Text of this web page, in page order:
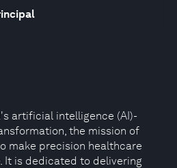
artificial intelligence (AI)-
the mission of
make precision healthcare
It is dedicated to delivering